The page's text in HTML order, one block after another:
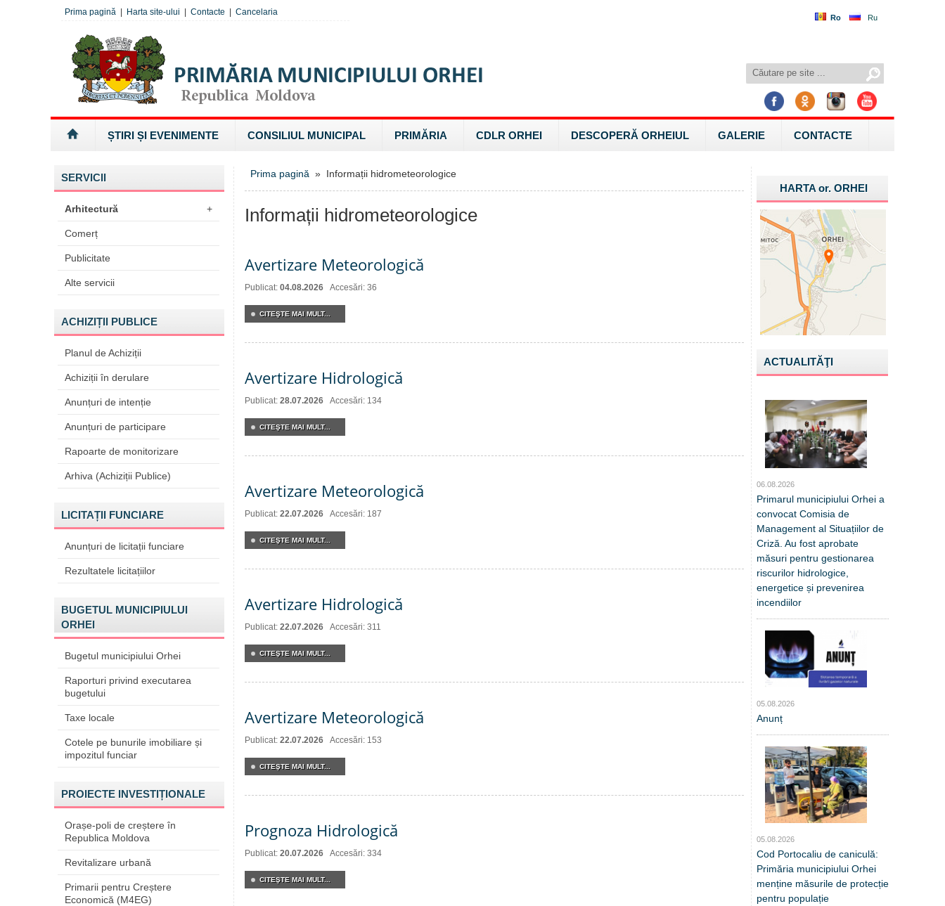
Ro Ru
Prima pagină Harta site-ului Contacte Cancelaria
ȘTIRI ȘI EVENIMENTE CONSILIUL MUNICIPAL PRIMĂRIA CDLR ORHEI DESCOPERĂ ORHEIUL GALERIE CONTACTE
SERVICII
Arhitectură +
Comerț
Publicitate
Alte servicii
ACHIZIȚII PUBLICE
Planul de Achiziții
Achiziții în derulare
Anunțuri de intenție
Anunțuri de participare
Rapoarte de monitorizare
Arhiva (Achiziții Publice)
LICITAȚII FUNCIARE
Anunțuri de licitații funciare
Rezultatele licitațiilor
BUGETUL MUNICIPIULUI
ORHEI
Bugetul municipiului Orhei
Raporturi privind executarea
bugetului
Taxe locale
Cotele pe bunurile imobiliare și
impozitul funciar
PROIECTE INVESTIȚIONALE
Orașe-poli de creștere în
Republica Moldova
Revitalizare urbană
Primarii pentru Creștere
Economică (M4EG)
Prima pagină » Informații hidrometeorologice
Informații hidrometeorologice
Avertizare Meteorologică
Publicat: 04.08.2026 Accesări: 36
CITEŞTE MAI MULT...
Avertizare Hidrologică
Publicat: 28.07.2026 Accesări: 134
CITEŞTE MAI MULT...
Avertizare Meteorologică
Publicat: 22.07.2026 Accesări: 187
CITEŞTE MAI MULT...
Avertizare Hidrologică
Publicat: 22.07.2026 Accesări: 311
CITEŞTE MAI MULT...
Avertizare Meteorologică
Publicat: 22.07.2026 Accesări: 153
CITEŞTE MAI MULT...
Prognoza Hidrologică
Publicat: 20.07.2026 Accesări: 334
CITEŞTE MAI MULT...
HARTA or.ORHEI
ACTUALITĂŢI
06.08.2026
Primarul municipiului Orhei a
convocat Comisia de
Management al Situațiilor de
Criză. Au fost aprobate
măsuri pentru gestionarea
riscurilor hidrologice,
energetice și prevenirea
incendiilor
05.08.2026
Anunț
05.08.2026
Cod Portocaliu de caniculă:
Primăria municipiului Orhei
menține măsurile de protecție
pentru populație